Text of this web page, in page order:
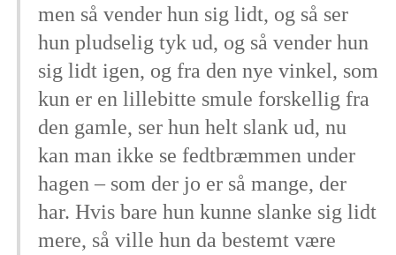
men så vender hun sig lidt, og så ser
hun pludselig tyk ud, og så vender hun
sig lidt igen, og fra den nye vinkel, som
kun er en lillebitte smule forskellig fra
den gamle, ser hun helt slank ud, nu
kan man ikke se fedtbræmmen under
hagen – som der jo er så mange, der
har. Hvis bare hun kunne slanke sig lidt
mere, så ville hun da bestemt være